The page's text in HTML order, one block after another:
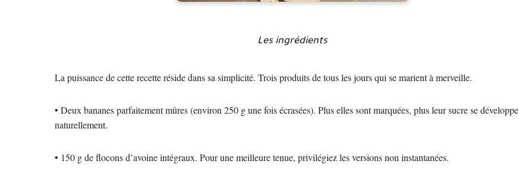
Les ingrédients
La puissance de cette recette réside dans sa simplicité. Trois produits de tous les jours qui se marient à merveille.
• Deux bananes parfaitement mûres (environ 250 g une fois écrasées). Plus elles sont marquées, plus leur sucre se développe
naturellement.
• 150 g de flocons d’avoine intégraux. Pour une meilleure tenue, privilégiez les versions non instantanées.